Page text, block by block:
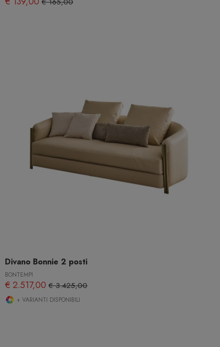
Divano Bonnie 2 posti
BONTEMPI
€ 2.517,00 € 3.425,00
+ VARIANTI DISPONIBILI